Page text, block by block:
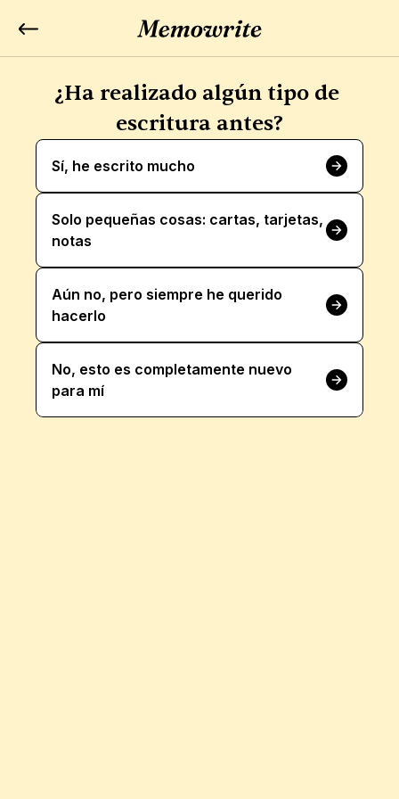
¿Ha realizado algún tipo de
escritura antes?
Sí, he escrito mucho
Solo pequeñas cosas: cartas, tarjetas,
notas
Aún no, pero siempre he querido
hacerlo
No, esto es completamente nuevo
para mí